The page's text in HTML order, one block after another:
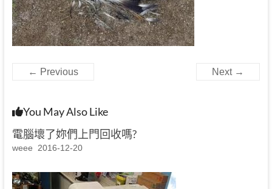
← Previous Next →
You May Also Like
電腦壞了妳們上門回收嗎?
weee 2016-12-20